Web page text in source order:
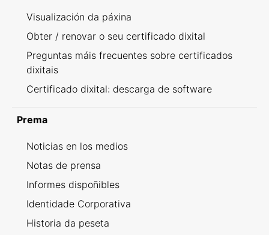
Visualización da páxina
Obter / renovar o seu certificado dixital
Preguntas máis frecuentes sobre certificados
dixitais
Certificado dixital: descarga de software
Prema
Noticias en los medios
Notas de prensa
Informes dispoñibles
Identidade Corporativa
Historia da peseta